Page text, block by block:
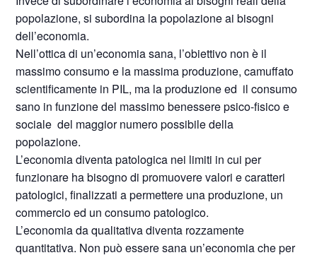
popolazione, si subordina la popolazione ai bisogni
dell’economia.
Nell’ottica di un’economia sana, l’obiettivo non è il
massimo consumo e la massima produzione, camuffato
scientificamente in PIL, ma la produzione ed il consumo
sano in funzione del massimo benessere psico-fisico e
sociale del maggior numero possibile della
popolazione.
L’economia diventa patologica nei limiti in cui per
funzionare ha bisogno di promuovere valori e caratteri
patologici, finalizzati a permettere una produzione, un
commercio ed un consumo patologico.
L’economia da qualitativa diventa rozzamente
quantitativa. Non può essere sana un’economia che per